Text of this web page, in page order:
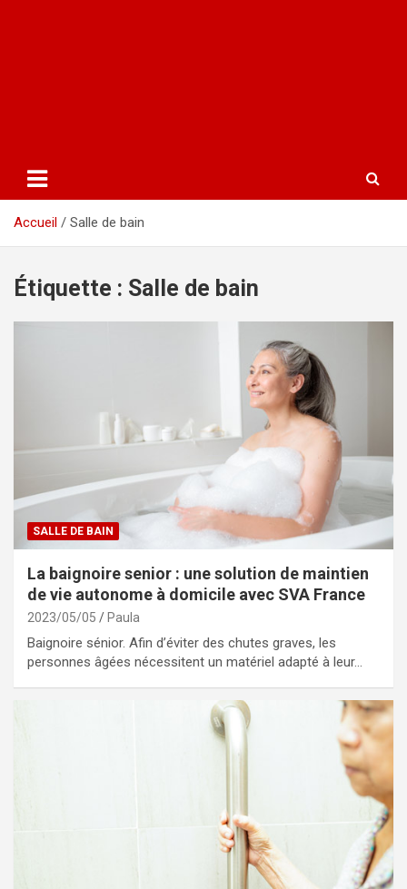
Accueil Salle de bain
Étiquette : Salle de bain
SALLE DE BAIN
La baignoire senior : une solution de maintien
de vie autonome à domicile avec SVA France
2023/05/05 Paula
Baignoire sénior. Afin d’éviter des chutes graves, les
personnes âgées nécessitent un matériel adapté à leur…